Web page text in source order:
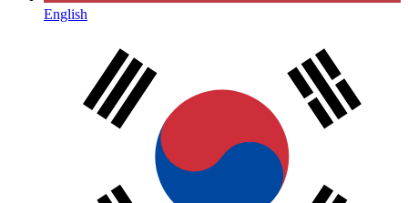
English